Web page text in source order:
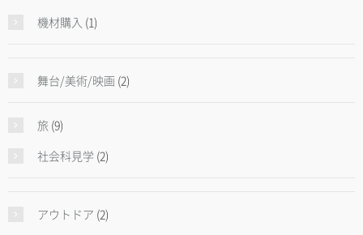
機材購入 (1)
舞台/美術/映画 (2)
旅 (9)
社会科見学 (2)
アウトドア (2)